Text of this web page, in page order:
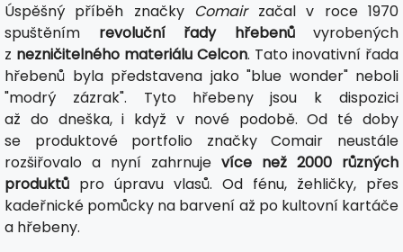
Úspěšný příběh značky Comairzačal v roce 1970
spuštěním revoluční řady hřebenůvyrobených
z nezničitelného materiálu Celcon. Tato inovativní řada
hřebenů byla představena jako "blue wonder" neboli
"modrý zázrak". Tyto hřebeny jsou k dispozici
až do dneška, i když v nové podobě. Od té doby
se produktové portfolio značky Comair neustále
rozšiřovalo a nyní zahrnuje více než 2000 různých
produktů pro úpravu vlasů. Od fénu, žehličky, přes
kadeřnické pomůcky na barvení až po kultovní kartáče
a hřebeny.